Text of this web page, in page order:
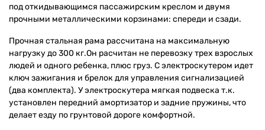
под откидывающимся пассажирским креслом и двумя
прочными металлическими корзинами: спереди и сзади.
Прочная стальная рама рассчитана на максимальную
нагрузку до 300 кг.Он расчитан не перевозку трех взрослых
людей и одного ребенка, плюс груз. С электроскутером идет
ключ зажигания и брелок для управления сигнализацией
(два комплекта). У электроскутера мягкая подвеска т.к.
установлен передний амортизатор и задние пружины, что
делает езду по грунтовой дороге комфортной.